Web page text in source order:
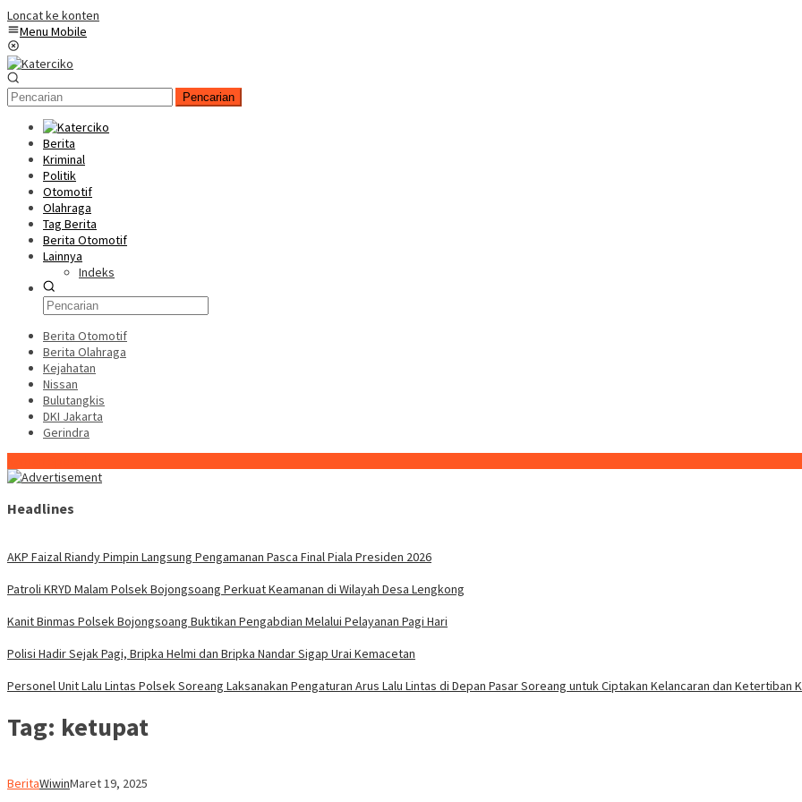
Loncat ke konten
Menu Mobile
Pencarian
Berita
Kriminal
Politik
Otomotif
Olahraga
Tag Berita
Berita Otomotif
Lainnya
Indeks
Berita Otomotif
Berita Olahraga
Kejahatan
Nissan
Bulutangkis
DKI Jakarta
Gerindra
Headlines
AKP Faizal Riandy Pimpin Langsung Pengamanan Pasca Final Piala Presiden 2026
Patroli KRYD Malam Polsek Bojongsoang Perkuat Keamanan di Wilayah Desa Lengkong
Kanit Binmas Polsek Bojongsoang Buktikan Pengabdian Melalui Pelayanan Pagi Hari
Polisi Hadir Sejak Pagi, Bripka Helmi dan Bripka Nandar Sigap Urai Kemacetan
Personel Unit Lalu Lintas Polsek Soreang Laksanakan Pengaturan Arus Lalu Lintas di Depan Pasar Soreang untuk Ciptakan Kelancaran dan Ketertiban
Tag: ketupat
BeritaWiwinMaret 19, 2025